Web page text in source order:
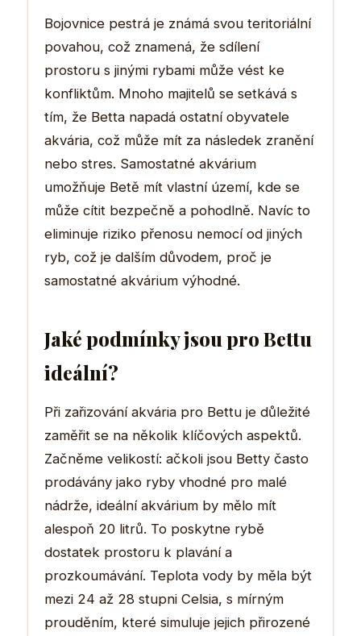
Bojovnice pestrá je známá svou teritoriální
povahou, což znamená, že sdílení
prostoru s jinými rybami může vést ke
konfliktům. Mnoho majitelů se setkává s
tím, že Betta napadá ostatní obyvatele
akvária, což může mít za následek zranění
nebo stres. Samostatné akvárium
umožňuje Betě mít vlastní území, kde se
může cítit bezpečně a pohodlně. Navíc to
eliminuje riziko přenosu nemocí od jiných
ryb, což je dalším důvodem, proč je
samostatné akvárium výhodné.
Jaké podmínky jsou pro Bettu
ideální?
Při zařizování akvária pro Bettu je důležité
zaměřit se na několik klíčových aspektů.
Začněme velikostí: ačkoli jsou Betty často
prodávány jako ryby vhodné pro malé
nádrže, ideální akvárium by mělo mít
alespoň 20 litrů. To poskytne rybě
dostatek prostoru k plavání a
prozkoumávání. Teplota vody by měla být
mezi 24 až 28 stupni Celsia, s mírným
prouděním, které simuluje jejich přirozené